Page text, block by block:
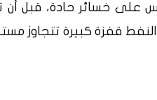
على خسائر حادة، قبل